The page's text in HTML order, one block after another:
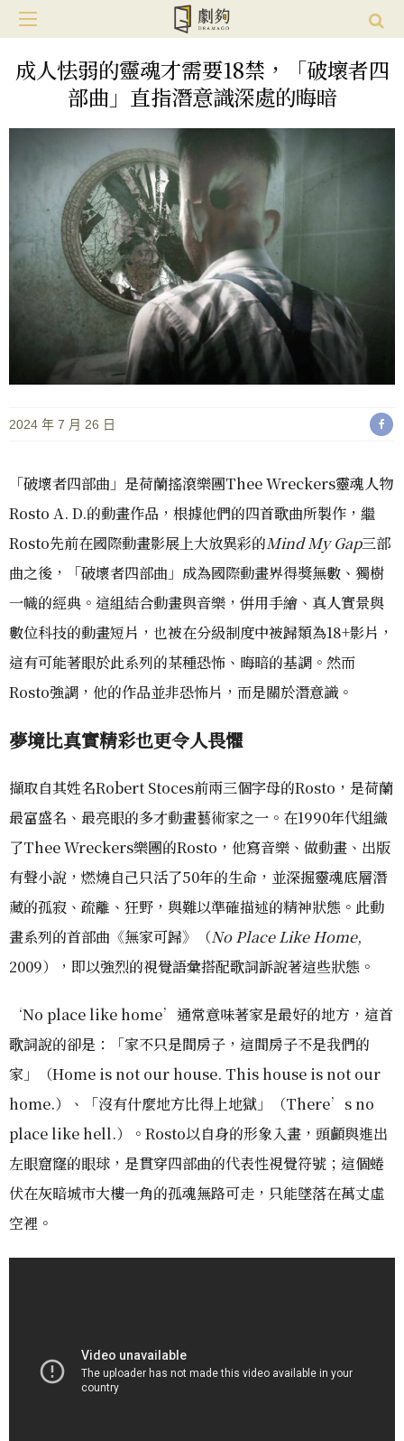
成人怯弱的靈魂才需要18禁，「破壞者四
部曲」直指潛意識深處的晦暗
2024 年 7 月 26 日
「破壞者四部曲」是荷蘭搖滾樂團Thee Wreckers靈魂人物
Rosto A. D.的動畫作品，根據他們的四首歌曲所製作，繼
Rosto先前在國際動畫影展上大放異彩的Mind My Gap三部
曲之後，「破壞者四部曲」成為國際動畫界得獎無數、獨樹
一幟的經典。這組結合動畫與音樂，倂用手繪、真人實景與
數位科技的動畫短片，也被在分級制度中被歸類為18+影片，
這有可能著眼於此系列的某種恐怖、晦暗的基調。然而
Rosto強調，他的作品並非恐怖片，而是關於潛意識。
夢境比真實精彩也更令人畏懼
擷取自其姓名Robert Stoces前兩三個字母的Rosto，是荷蘭
最富盛名、最亮眼的多才動畫藝術家之一。在1990年代組織
了Thee Wreckers樂團的Rosto，他寫音樂、做動畫、出版
有聲小說，燃燒自己只活了50年的生命，並深掘靈魂底層潛
藏的孤寂、疏離、狂野，與難以準確描述的精神狀態。此動
畫系列的首部曲《無家可歸》（No Place Like Home,
2009），即以強烈的視覺語彙搭配歌詞訴說著這些狀態。
‘No place like home’通常意味著家是最好的地方，這首
歌詞說的卻是：「家不只是間房子，這間房子不是我們的
家」（Home is not our house. This house is not our
home.）、「沒有什麼地方比得上地獄」（There’s no
place like hell.）。Rosto以自身的形象入畫，頭顱與進出
左眼窟窿的眼球，是貫穿四部曲的代表性視覺符號；這個蜷
伏在灰暗城市大樓一角的孤魂無路可走，只能墜落在萬丈虛
空裡。